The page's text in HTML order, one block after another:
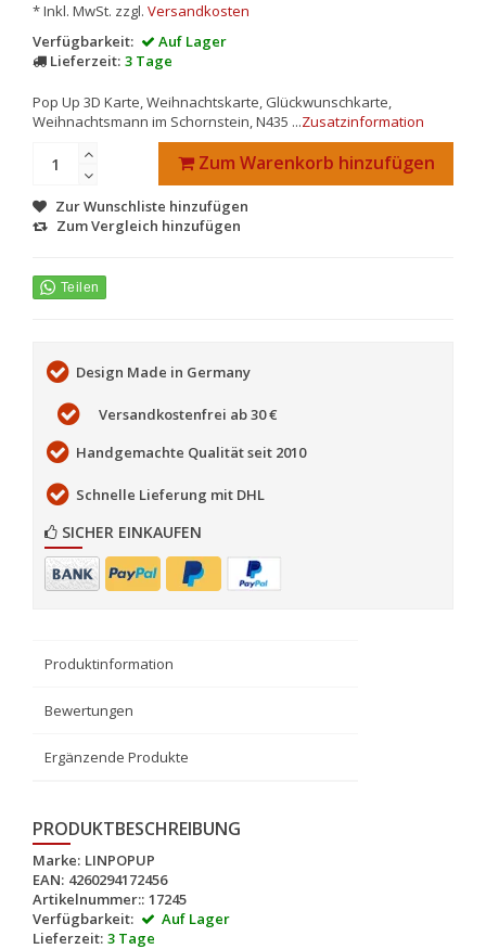
* Inkl. MwSt. zzgl. Versandkosten
Verfügbarkeit:
Auf Lager
Lieferzeit: 3 Tage
Pop Up 3D Karte, Weihnachtskarte, Glückwunschkarte,
Weihnachtsmann im Schornstein, N435 ...Zusatzinformation
Zum Warenkorb hinzufügen
Zur Wunschliste hinzufügen
Zum Vergleich hinzufügen
Design Made in Germany
Versandkostenfrei ab 30 €
Handgemachte Qualität seit 2010
Schnelle Lieferung mit DHL
SICHER EINKAUFEN
Produktinformation
Bewertungen
Ergänzende Produkte
PRODUKTBESCHREIBUNG
Marke: LINPOPUP
EAN: 4260294172456
Artikelnummer:: 17245
Verfügbarkeit:
Auf Lager
Lieferzeit: 3 Tage